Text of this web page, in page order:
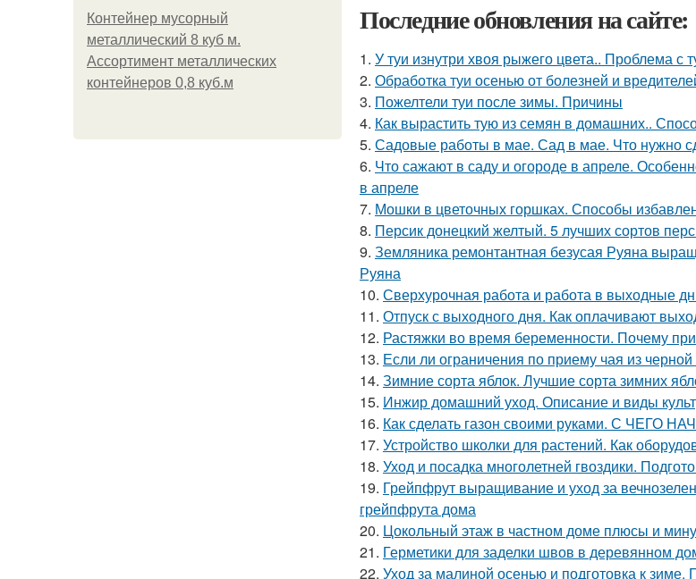
Контейнер мусорный
металлический 8 куб м.
Ассортимент металлических
контейнеров 0,8 куб.м
Последние обновления на сайте:
1. У туи изнутри хвоя рыжего цвета.. Проблема с
2. Обработка туи осенью от болезней и
3. Пожелтели туи после зимы. Причины
4. Как вырастить тую из семян в домашних..
5. Садовые работы в мае. Сад в мае. Что нужно
6. Что сажают в саду и огороде в апреле.
в апреле
7. Мошки в цветочных горшках. Способы
8. Персик донецкий желтый. 5 лучших сортов
9. Земляника ремонтантная безусая Руяна
Руяна
10. Сверхурочная работа и работа в выходные
11. Отпуск с выходного дня. Как оплачивают
12. Растяжки во время беременности. Почему
13. Если ли ограничения по приему чая из
14. Зимние сорта яблок. Лучшие сорта зимних
15. Инжир домашний уход. Описание и виды
16. Как сделать газон своими руками. С ЧЕГО
17. Устройство школки для растений. Как
18. Уход и посадка многолетней гвоздики.
19. Грейпфрут выращивание и уход за
грейпфрута дома
20. Цокольный этаж в частном доме плюсы и
21. Герметики для заделки швов в деревянном
22. Уход за малиной осенью и подготовка к зиме.